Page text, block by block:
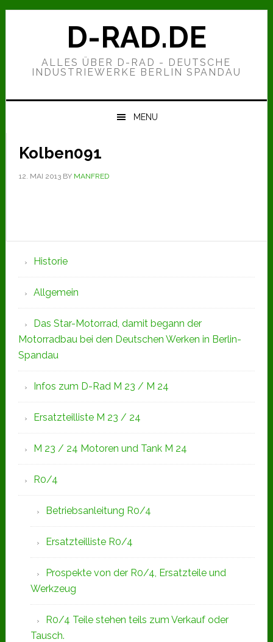
Zur
Hauptnavigation
Zum
Zur
D-RAD.DE
ALLES ÜBER D-RAD - DEUTSCHE
INDUSTRIEWERKE BERLIN SPANDAU
MENU
Kolben091
12. MAI 2013BY MANFRED
Seitenspalte
Historie
Allgemein
Das Star-Motorrad, damit begann der
Motorradbau bei den Deutschen Werken in Berlin-
Spandau
Infos zum D-Rad M 23 / M 24
Ersatzteilliste M 23 / 24
M 23 / 24 Motoren und Tank M 24
R0/4
Betriebsanleitung R0/4
Ersatzteilliste R0/4
Prospekte von der R0/4, Ersatzteile und
Werkzeug
R0/4 Teile stehen teils zum Verkauf oder
Tausch.